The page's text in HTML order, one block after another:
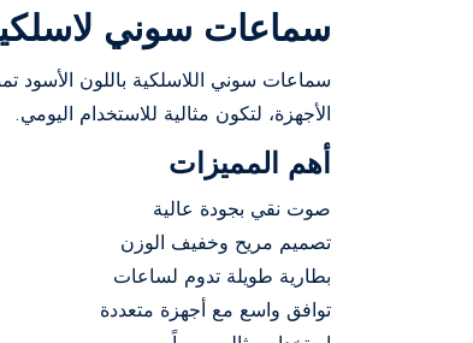
سماعات سوني
سماعات سوني اللاسلكية باللون الأسود
الأجهزة، لتكون مثالية للاستخدام اليومي.
أهم المميزات
صوت نقي بجودة عالية
تصميم مريح وخفيف الوزن
بطارية طويلة تدوم لساعات
توافق واسع مع أجهزة متعددة